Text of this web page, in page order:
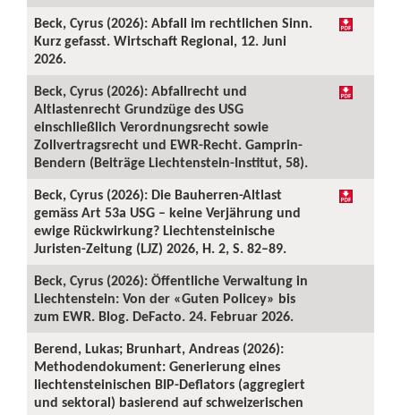
Beck, Cyrus (2026): Abfall im rechtlichen Sinn.
Kurz gefasst. Wirtschaft Regional, 12. Juni
2026.
Beck, Cyrus (2026): Abfallrecht und
Altlastenrecht Grundzüge des USG
einschließlich Verordnungsrecht sowie
Zollvertragsrecht und EWR-Recht. Gamprin-
Bendern (Beiträge Liechtenstein-Institut, 58).
Beck, Cyrus (2026): Die Bauherren-Altlast
gemäss Art 53a USG – keine Verjährung und
ewige Rückwirkung? Liechtensteinische
Juristen-Zeitung (LJZ) 2026, H. 2, S. 82–89.
Beck, Cyrus (2026): Öffentliche Verwaltung in
Liechtenstein: Von der «Guten Policey» bis
zum EWR. Blog. DeFacto. 24. Februar 2026.
Berend, Lukas; Brunhart, Andreas (2026):
Methodendokument: Generierung eines
liechtensteinischen BIP-Deflators (aggregiert
und sektoral) basierend auf schweizerischen